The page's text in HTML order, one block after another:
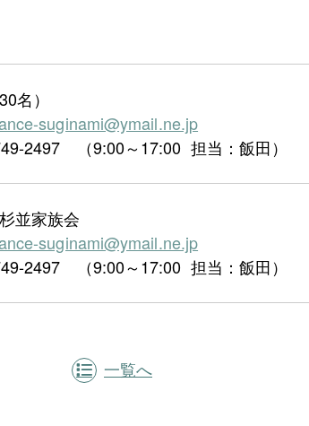
名）
suginami@ymail.ne.jp
2497 （9:00～17:00 担当：飯田）
並家族会
suginami@ymail.ne.jp
2497 （9:00～17:00 担当：飯田）
一覧へ